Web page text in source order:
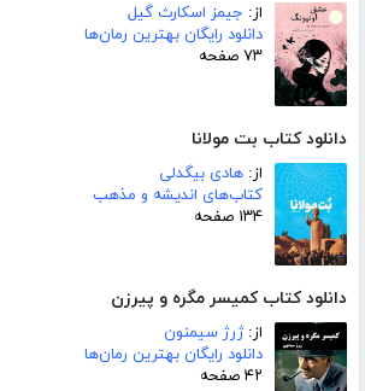
از: جیمز اسکارث گیل
دانلود رایگان بهترین رمان‌ها
۷۳ صفحه
دانلود کتاب بت مولانا
از: هادی بیگدلی
کتاب‌های اندیشه و مذهب
۱۳۴ صفحه
دانلود کتاب کمیسر مگره و پیرزن
از:ژرژ سیمنون
دانلود رایگان بهترین رمان‌ها
۴۲ صفحه